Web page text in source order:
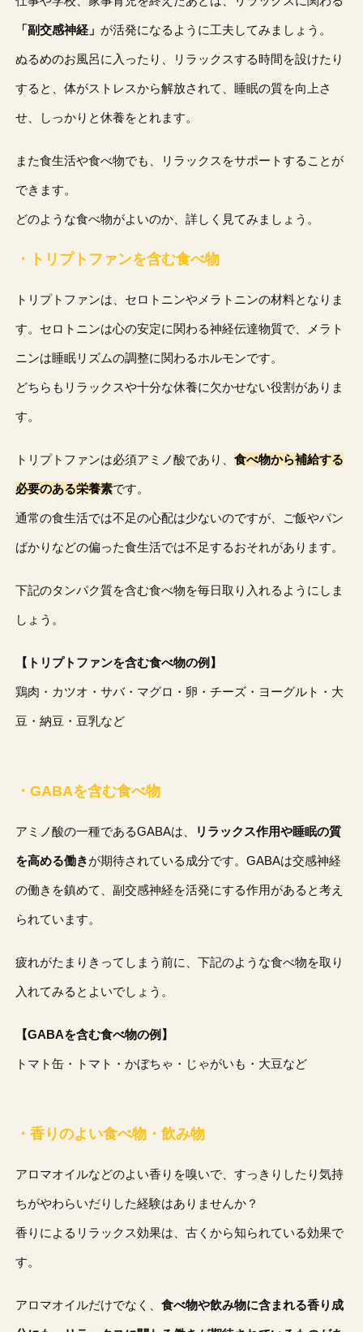
「副交感神経」 が活発になるように工夫してみましょう。
ぬるめのお風呂に入ったり、リラックスする時間を設けたり
すると、体がストレスから解放されて、睡眠の質を向上さ
せ、しっかりと休養をとれます。
また食生活や食べ物でも、リラックスをサポートすることが
できます。
どのような食べ物がよいのか、詳しく見てみましょう。
・トリプトファンを含む食べ物
トリプトファンは、セロトニンやメラトニンの材料となりま
す。セロトニンは心の安定に関わる神経伝達物質で、メラト
ニンは睡眠リズムの調整に関わるホルモンです。
どちらもリラックスや十分な休養に欠かせない役割がありま
す。
トリプトファンは必須アミノ酸であり、食べ物から補給する
必要のある栄養素です。
通常の食生活では不足の心配は少ないのですが、ご飯やパン
ばかりなどの偏った食生活では不足するおそれがあります。
下記のタンパク質を含む食べ物を毎日取り入れるようにしま
しょう。
【トリプトファンを含む食べ物の例】
鶏肉・カツオ・サバ・マグロ・卵・チーズ・ヨーグルト・大
豆・納豆・豆乳など
・GABAを含む食べ物
アミノ酸の一種であるGABAは、 リラックス作用や睡眠の質
を高める働きが期待されている成分です。GABAは交感神経
の働きを鎮めて、副交感神経を活発にする作用があると考え
られています。
疲れがたまりきってしまう前に、下記のような食べ物を取り
入れてみるとよいでしょう。
【GABAを含む食べ物の例】
トマト缶・トマト・かぼちゃ・じゃがいも・大豆など
・香りのよい食べ物・飲み物
アロマオイルなどのよい香りを嗅いで、すっきりしたり気持
ちがやわらいだりした経験はありませんか？
香りによるリラックス効果は、古くから知られている効果で
す。
アロマオイルだけでなく、食べ物や飲み物に含まれる香り成